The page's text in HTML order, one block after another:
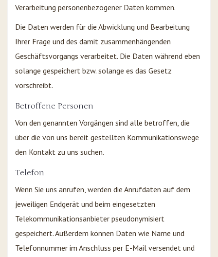
Verarbeitung personenbezogener Daten kommen.
Die Daten werden für die Abwicklung und Bearbeitung
Ihrer Frage und des damit zusammenhängenden
Geschäftsvorgangs verarbeitet. Die Daten während eben
solange gespeichert bzw. solange es das Gesetz
vorschreibt.
Betroffene Personen
Von den genannten Vorgängen sind alle betroffen, die
über die von uns bereit gestellten Kommunikationswege
den Kontakt zu uns suchen.
Telefon
Wenn Sie uns anrufen, werden die Anrufdaten auf dem
jeweiligen Endgerät und beim eingesetzten
Telekommunikationsanbieter pseudonymisiert
gespeichert. Außerdem können Daten wie Name und
Telefonnummer im Anschluss per E-Mail versendet und